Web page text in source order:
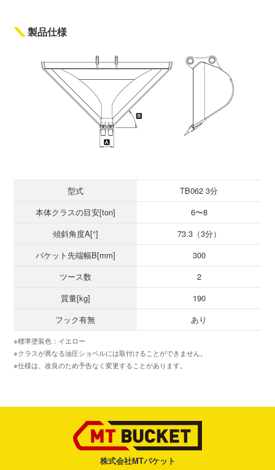
製品仕様
型式
TB062 3分
本体クラスの目安[ton]
6〜8
傾斜角度A[°]
73.3（3分）
バケット先端幅B[mm]
300
ツース数
2
質量[kg]
190
フック有無
あり
※標準塗装色：イエロー
※クラスが異なる油圧ショベルには取付けることができません。
※仕様は、改良のため予告なく変更することがあります。
株式会社MTバケット